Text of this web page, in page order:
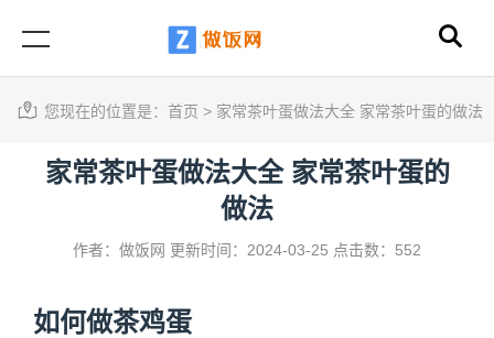
您现在的位置是： 首页 > 家常茶叶蛋做法大全 家常茶叶蛋的做法
家常茶叶蛋做法大全 家常茶叶蛋的
做法
作者：做饭网 更新时间：2024-03-25 点击数：552
如何做茶鸡蛋